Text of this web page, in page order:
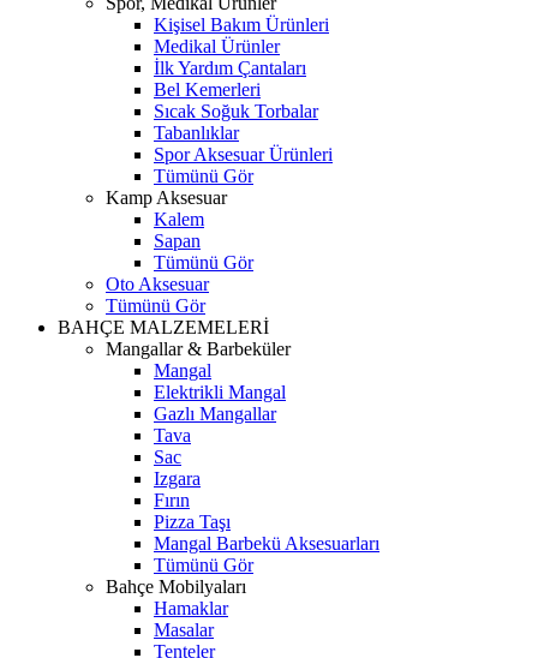
Kişisel Bakım Ürünleri
Medikal Ürünler
İlk Yardım Çantaları
Bel Kemerleri
Sıcak Soğuk Torbalar
Tabanlıklar
Spor Aksesuar Ürünleri
Tümünü Gör
Kamp Aksesuar
Kalem
Sapan
Tümünü Gör
Oto Aksesuar
Tümünü Gör
BAHÇE MALZEMELERİ
Mangallar & Barbeküler
Mangal
Elektrikli Mangal
Gazlı Mangallar
Tava
Sac
Izgara
Fırın
Pizza Taşı
Mangal Barbekü Aksesuarları
Tümünü Gör
Bahçe Mobilyaları
Hamaklar
Masalar
Tenteler